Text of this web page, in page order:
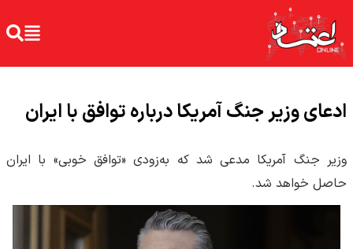
ادعای وزیر جنگ آمریکا درباره توافق با ایران
وزیر جنگ آمریکا مدعی شد که به‌زودی «توافق خوبی» با ایران
حاصل خواهد شد.